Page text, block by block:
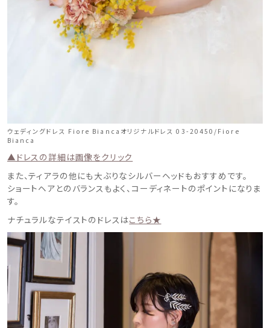
ウェディングドレス Fiore Biancaオリジナルドレス 03-20450/Fiore
Bianca
▲ドレスの詳細は画像をクリック
また、ティアラの他にも大ぶりなシルバーヘッドもおすすめです。
ショートヘアとのバランスもよく、コーディネートのポイントになりま
す。
ナチュラルなテイストのドレスはこちら★